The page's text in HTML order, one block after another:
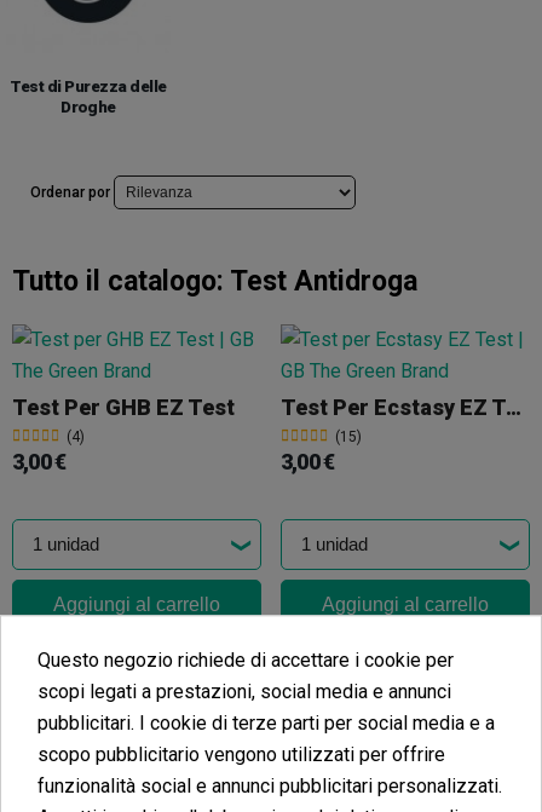
Test di Purezza delle
Droghe
Ordenar por
Tutto il catalogo: Test Antidroga
Test Per GHB EZ Test
(4)
3,00 €
Aggiungi al carrello
Test Per Ecstasy EZ Test
(15)
3,00 €
Aggiungi al carrello
Test Per Ketamina EZ Test
(4)
3,00 €
(4)
3,00 €
Questo negozio richiede di accettare i cookie per
scopi legati a prestazioni, social media e annunci
pubblicitari. I cookie di terze parti per social media e a
scopo pubblicitario vengono utilizzati per offrire
funzionalità social e annunci pubblicitari personalizzati.